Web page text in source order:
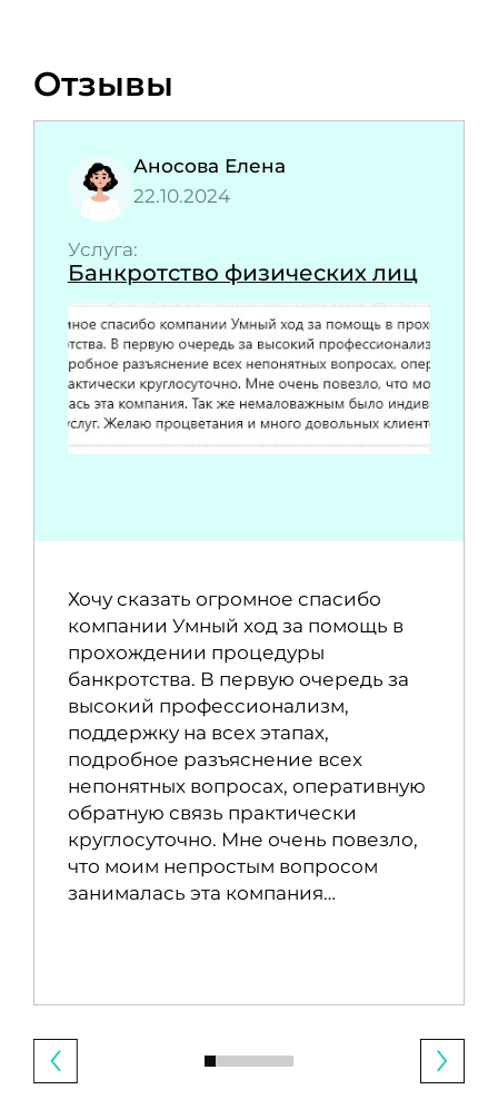
Отзывы
Аносова Елена
22.10.2024
Услуга:
Банкротство физических лиц
Хочу сказать огромное спасибо
компании Умный ход за помощь в
прохождении процедуры
банкротства. В первую очередь за
высокий профессионализм,
поддержку на всех этапах,
подробное разъяснение всех
непонятных вопросах, оперативную
обратную связь практически
круглосуточно. Мне очень повезло,
что моим непростым вопросом
занималась эта компания…